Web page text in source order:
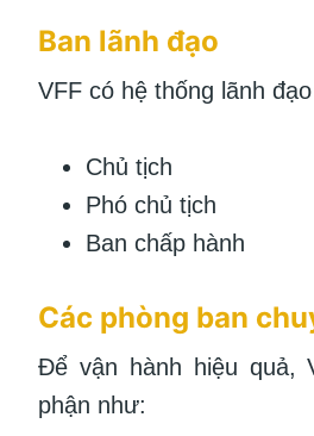
Ban lãnh đạo
VFF có hệ thống lãnh
Chủ tịch
Phó chủ tịch
Ban chấp hành
Các phòng ban
Để vận hành hiệu quả,
phận như: